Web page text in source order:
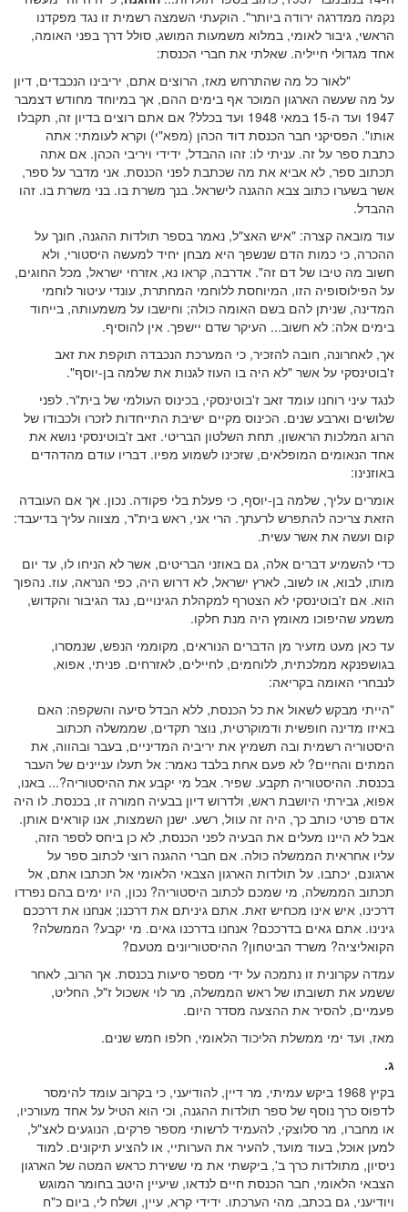
נקמה ממדרגה ירודה ביותר". הוקעתי השמצה רשמית זו נגד מפקדנו
הראשי, גיבור לאומי, במלוא משמעות המושג, סולל דרך בפני האומה,
אחד מגדולי חייליה. שאלתי את חברי הכנסת:
"לאור כל מה שהתרחש מאז, הרוצים אתם, יריבינו הנכבדים, דיון
על מה שעשה הארגון המוכר אף בימים ההם, אך במיוחד מחודש דצמבר
1947 ועד ה-15 במאי 1948 ועד בכלל? אם אתם רוצים בדיון זה, תקבלו
אותו". הפסיקני חבר הכנסת דוד הכהן (מפא"י) וקרא לעומתי: אתה
כתבת ספר על זה. עניתי לו: זהו ההבדל, ידידי ויריבי הכהן. אם אתה
תכתוב ספר, לא אביא את מה שכתבת לפני הכנסת. אני מדבר על ספר,
אשר בשערו כתוב צבא ההגנה לישראל. בנך משרת בו. בני משרת בו. זהו
ההבדל.
עוד מובאה קצרה: "איש האצ"ל, נאמר בספר תולדות ההגנה, חונך על
ההכרה, כי כמות הדם שנשפך היא מבחן יחיד למעשה היסטורי, ולא
חשוב מה טיבו של דם זה". אדרבה, קראו נא, אזרחי ישראל, מכל החוגים,
על הפילוסופיה הזו, המיוחסת ללוחמי המחתרת, עונדי עיטור לוחמי
המדינה, שניתן להם בשם האומה כולה; וחישבו על משמעותה, בייחוד
בימים אלה: לא חשוב... העיקר שדם יישפך. אין להוסיף.
אך, לאחרונה, חובה להזכיר, כי המערכת הנכבדה תוקפת את זאב
ז'בוטינסקי על אשר "לא היה בו העוז לגנות את שלמה בן-יוסף".
לנגד עיני רוחנו עומד זאב ז'בוטינסקי, בכינוס העולמי של בית"ר. לפני
שלושים וארבע שנים. הכינוס מקיים ישיבת התייחדות לזכרו ולכבודו של
הרוג המלכות הראשון, תחת השלטון הבריטי. זאב ז'בוטינסקי נושא את
אחד הנאומים המופלאים, שזכינו לשמוע מפיו. דבריו עודם מהדהדים
באוזנינו:
אומרים עליך, שלמה בן-יוסף, כי פעלת בלי פקודה. נכון. אך אם העובדה
הזאת צריכה להתפרש לרעתך. הרי אני, ראש בית"ר, מצווה עליך בדיעבד:
קום ועשה את אשר עשית.
כדי להשמיע דברים אלה, גם באוזני הבריטים, אשר לא הניחו לו, עד יום
מותו, לבוא, או לשוב, לארץ ישראל, לא דרוש היה, כפי הנראה, עוז. נהפוך
הוא. אם ז'בוטינסקי לא הצטרף למקהלת הגינויים, נגד הגיבור והקדוש,
משמע שהיפוכו מאומץ היה מנת חלקו.
עד כאן מעט מזעיר מן הדברים הנוראים, מקוממי הנפש, שנמסרו,
בגושפנקא ממלכתית, ללוחמים, לחיילים, לאזרחים. פניתי, אפוא,
לנבחרי האומה בקריאה:
"הייתי מבקש לשאול את כל הכנסת, ללא הבדל סיעה והשקפה: האם
באיזו מדינה חופשית ודמוקרטית, נוצר תקדים, שממשלה תכתוב
היסטוריה רשמית ובה תשמיץ את יריביה המדיניים, בעבר ובהווה, את
המתים והחיים? לא פעם אחת בלבד נאמר: אל תעלו עניינים של העבר
בכנסת. ההיסטוריה תקבע. שפיר. אבל מי יקבע את ההיסטוריה?... באנו,
אפוא, גבירתי היושבת ראש, ולדרוש דיון בבעיה חמורה זו, בכנסת. לו היה
אדם פרטי כותב כך, היה זה עוול, רשע. ישנן השמצות, אנו קוראים אותן.
אבל לא היינו מעלים את הבעיה לפני הכנסת, לא כן ביחס לספר הזה,
עליו אחראית הממשלה כולה. אם חברי ההגנה רוצי לכתוב ספר על
ארגונם, יכתבו. על תולדות הארגון הצבאי הלאומי אל תכתבו אתם, אל
תכתוב הממשלה, מי שמכם לכתוב היסטוריה? נכון, היו ימים בהם נפרדו
דרכינו, איש אינו מכחיש זאת. אתם גיניתם את דרכנו; אנחנו את דרככם
גינינו. אתם גאים בדרככם? אנחנו בדרכנו גאים. מי יקבע? הממשלה?
הקואליציה? משרד הביטחון? ההיסטוריונים מטעם?
עמדה עקרונית זו נתמכה על ידי מספר סיעות בכנסת. אך הרוב, לאחר
ששמע את תשובתו של ראש הממשלה, מר לוי אשכול ז"ל, החליט,
פעמיים, להסיר את ההצעה מסדר היום.
מאז, ועד ימי ממשלת הליכוד הלאומי, חלפו חמש שנים.
ג.
בקיץ 1968 ביקש עמיתי, מר דיין, להודיעני, כי בקרוב עומד להימסר
לדפוס כרך נוסף של ספר תולדות ההגנה, וכי הוא הטיל על אחד מעורכיו,
או מחברו, מר סלוצקי, להעמיד לרשותי מספר פרקים, הנוגעים לאצ"ל,
למען אוּכל, בעוד מועד, להעיר את הערותיי, או להציע תיקונים. למוד
ניסיון, מתולדות כרך ב', ביקשתי את מי ששירת כראש המטה של הארגון
הצבאי הלאומי, חבר הכנסת חיים לנדאו, שיעיין היטב בחומר המוגש
ויודיעני, גם בכתב, מהי הערכתו. ידידי קרא, עיין, ושלח לי, ביום כ"ח